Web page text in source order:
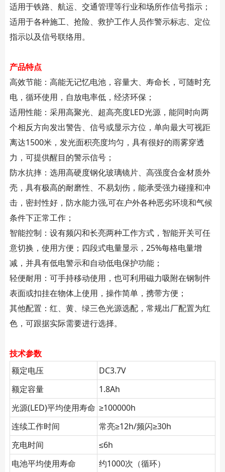
适用于铁路、航运、交通管理等行业和场所作信号指示；
适用于各种施工、抢险、救护工作人员作警示标志、定位
指示以及信号联络用。
产品特点
高效节能：高能无记忆电池，容量大、寿命长，可随时充
电，循环使用，自放电率低，经济环保；
适用性能：采用高聚光、超高亮度LED光源，能同时向两
个相反方向发出警告、信号或显示方位，单向最大可视距
离达1500米，发光面积亮度均匀，具有很好的雨雾穿透
力，可提供醒目的警示信号；
防水抗摔：选用高硬度钢化玻璃镜片、高强度合金材质外
壳，具有极高的耐磨性、不易划伤，能承受强力碰撞和冲
击，密封性好，防水能力强,可在户外各种恶劣环境和气候
条件下正常工作；
智能控制：设有频闪和长亮两种工作方式，智能开关可任
意切换，使用方便；四段式电量显示，25%每格电量增
减，并具有低电警示和自动低电保护功能；
轻便耐用：可手持移动使用，也可利用磁力吸附在钢制件
表面或扣挂在物体上使用，操作简单，携带方便；
其他配置：红、黄、绿三色光源选配，常规出厂配置为红
色，可跟据实际需要进行选择。
技术参数
额定电压
DC3.7V
额定容量
1.8Ah
光源(LED)平均使用寿命 ≥100000h
连续工作时间
常亮≥12h/频闪≥30h
充电时间
≤6h
电池平均使用寿命
约1000次（循环）